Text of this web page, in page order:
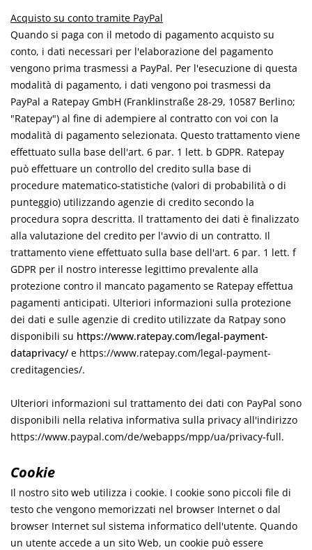
Acquisto su conto tramite PayPal
Quando si paga con il metodo di pagamento acquisto su
conto, i dati necessari per l'elaborazione del pagamento
vengono prima trasmessi a PayPal. Per l'esecuzione di questa
modalità di pagamento, i dati vengono poi trasmessi da
PayPal a Ratepay GmbH (Franklinstraße 28-29, 10587 Berlino;
"Ratepay") al fine di adempiere al contratto con voi con la
modalità di pagamento selezionata. Questo trattamento viene
effettuato sulla base dell'art. 6 par. 1 lett. b GDPR. Ratepay
può effettuare un controllo del credito sulla base di
procedure matematico-statistiche (valori di probabilità o di
punteggio) utilizzando agenzie di credito secondo la
procedura sopra descritta. Il trattamento dei dati è finalizzato
alla valutazione del credito per l'avvio di un contratto. Il
trattamento viene effettuato sulla base dell'art. 6 par. 1 lett. f
GDPR per il nostro interesse legittimo prevalente alla
protezione contro il mancato pagamento se Ratepay effettua
pagamenti anticipati. Ulteriori informazioni sulla protezione
dei dati e sulle agenzie di credito utilizzate da Ratpay sono
disponibili su https://www.ratepay.com/legal-payment-
dataprivacy/ e https://www.ratepay.com/legal-payment-
creditagencies/.
Ulteriori informazioni sul trattamento dei dati con PayPal sono
disponibili nella relativa informativa sulla privacy all'indirizzo
https://www.paypal.com/de/webapps/mpp/ua/privacy-full.
Cookie
Il nostro sito web utilizza i cookie. I cookie sono piccoli file di
testo che vengono memorizzati nel browser Internet o dal
browser Internet sul sistema informatico dell'utente. Quando
un utente accede a un sito Web, un cookie può essere